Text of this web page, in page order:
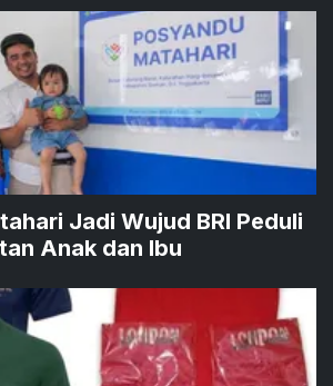
Jadi Wujud BRI Peduli
Anak dan Ibu